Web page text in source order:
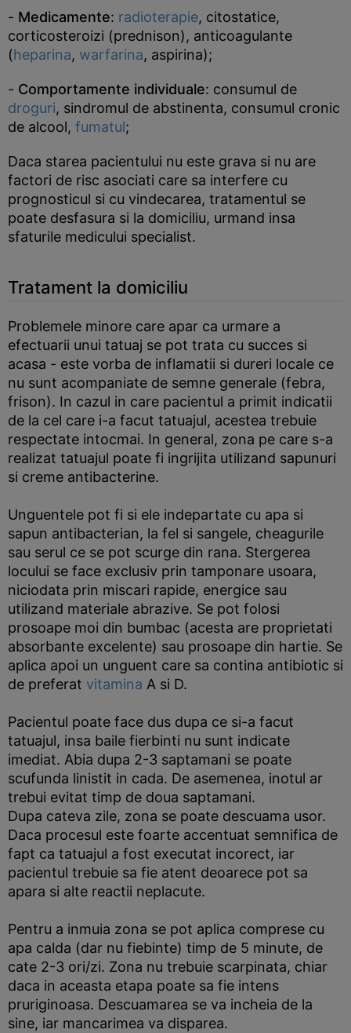
- Medicamente: radioterapie, citostatice,
corticosteroizi (prednison), anticoagulante
(heparina, warfarina, aspirina);
- Comportamente individuale: consumul de
droguri, sindromul de abstinenta, consumul cronic
de alcool, fumatul;
Daca starea pacientului nu este grava si nu are
factori de risc asociati care sa interfere cu
prognosticul si cu vindecarea, tratamentul se
poate desfasura si la domiciliu, urmand insa
sfaturile medicului specialist.
Tratament la domiciliu
Problemele minore care apar ca urmare a
efectuarii unui tatuaj se pot trata cu succes si
acasa - este vorba de inflamatii si dureri locale ce
nu sunt acompaniate de semne generale (febra,
frison). In cazul in care pacientul a primit indicatii
de la cel care i-a facut tatuajul, acestea trebuie
respectate intocmai. In general, zona pe care s-a
realizat tatuajul poate fi ingrijita utilizand sapunuri
si creme antibacterine.
Unguentele pot fi si ele indepartate cu apa si
sapun antibacterian, la fel si sangele, cheagurile
sau serul ce se pot scurge din rana. Stergerea
locului se face exclusiv prin tamponare usoara,
niciodata prin miscari rapide, energice sau
utilizand materiale abrazive. Se pot folosi
prosoape moi din bumbac (acesta are proprietati
absorbante excelente) sau prosoape din hartie. Se
aplica apoi un unguent care sa contina antibiotic si
de preferat vitamina A si D.
Pacientul poate face dus dupa ce si-a facut
tatuajul, insa baile fierbinti nu sunt indicate
imediat. Abia dupa 2-3 saptamani se poate
scufunda linistit in cada. De asemenea, inotul ar
trebui evitat timp de doua saptamani.
Dupa cateva zile, zona se poate descuama usor.
Daca procesul este foarte accentuat semnifica de
fapt ca tatuajul a fost executat incorect, iar
pacientul trebuie sa fie atent deoarece pot sa
apara si alte reactii neplacute.
Pentru a inmuia zona se pot aplica comprese cu
apa calda (dar nu fiebinte) timp de 5 minute, de
cate 2-3 ori/zi. Zona nu trebuie scarpinata, chiar
daca in aceasta etapa poate sa fie intens
pruriginoasa. Descuamarea se va incheia de la
sine, iar mancarimea va disparea.